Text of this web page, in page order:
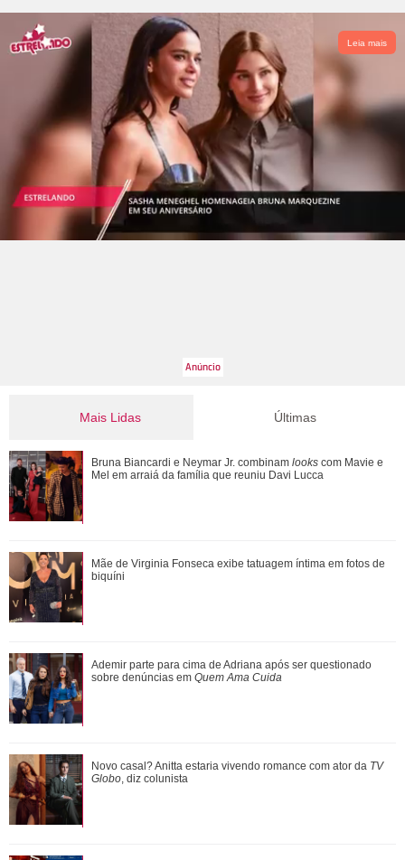
Leia mais
Mais Lidas
Novelas, filmes e série... Relembre os papéis marcantes da
carreira de Bruna Marquezine
Pai de Neymar Jr. rebate críticas ao filho no futebol e
confessa: - Vou ficar triste quando ...
Meghan Markle revela detalhes sobre primeiro dia de aula
da Princesa Lilibet
Clodd Dias, atriz de As Five, morre aos 49 anos de idade
Últimas
Bruna Biancardi e Neymar Jr. combinam looks com Mavie e
Mel em arraiá da família que reuniu Davi Lucca
Mãe de Virginia Fonseca exibe tatuagem íntima em fotos de
biquíni
Ademir parte para cima de Adriana após ser questionado
sobre denúncias em Quem Ama Cuida
Novo casal? Anitta estaria vivendo romance com ator da TV
Globo, diz colunista